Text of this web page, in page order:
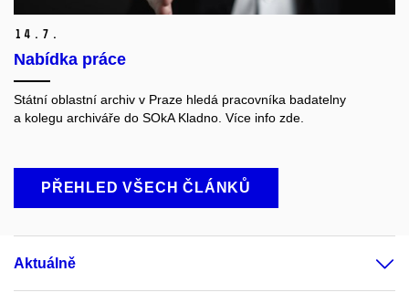
14. 7.
Nabídka práce
Státní oblastní archiv v Praze hledá pracovníka badatelny
a kolegu archiváře do SOkA Kladno. Více info zde.
PŘEHLED VŠECH ČLÁNKŮ
Aktuálně